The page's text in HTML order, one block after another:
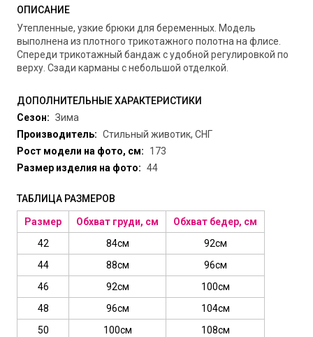
ОПИСАНИЕ
Утепленные, узкие брюки для беременных. Модель
выполнена из плотного трикотажного полотна на флисе.
Спереди трикотажный бандаж с удобной регулировкой по
верху. Сзади карманы с небольшой отделкой.
ДОПОЛНИТЕЛЬНЫЕ ХАРАКТЕРИСТИКИ
Сезон: Зима
Производитель: Стильный животик, СНГ
Рост модели на фото, см:
173
Размер изделия на фото: 44
ТАБЛИЦА РАЗМЕРОВ
Размер Обхват груди, см
Обхват бедер, см
42
84см
92см
44
88см
96см
46
92см
100см
48
96см
104см
50
100см
108см